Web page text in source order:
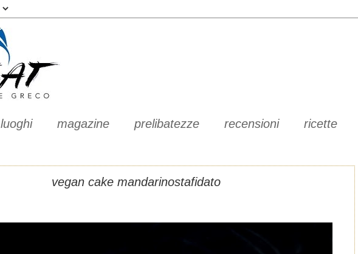
luoghi magazine prelibatezze recensioni ricette
vegan cake mandarinostafidato